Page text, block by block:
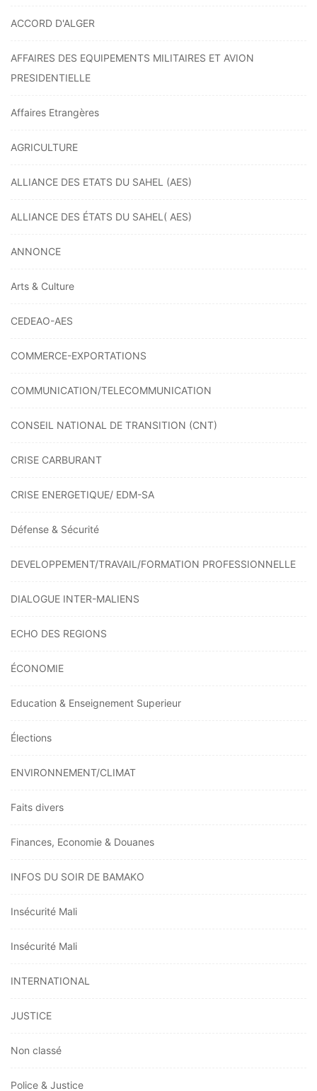
ACCORD D'ALGER
AFFAIRES DES EQUIPEMENTS MILITAIRES ET AVION
PRESIDENTIELLE
Affaires Etrangères
AGRICULTURE
ALLIANCE DES ETATS DU SAHEL (AES)
ALLIANCE DES ÉTATS DU SAHEL( AES)
ANNONCE
Arts & Culture
CEDEAO-AES
COMMERCE-EXPORTATIONS
COMMUNICATION/TELECOMMUNICATION
CONSEIL NATIONAL DE TRANSITION (CNT)
CRISE CARBURANT
CRISE ENERGETIQUE/ EDM-SA
Défense & Sécurité
DEVELOPPEMENT/TRAVAIL/FORMATION PROFESSIONNELLE
DIALOGUE INTER-MALIENS
ECHO DES REGIONS
ÉCONOMIE
Education & Enseignement Superieur
Élections
ENVIRONNEMENT/CLIMAT
Faits divers
Finances, Economie & Douanes
INFOS DU SOIR DE BAMAKO
Insécurité Mali
Insécurité Mali
INTERNATIONAL
JUSTICE
Non classé
Police & Justice